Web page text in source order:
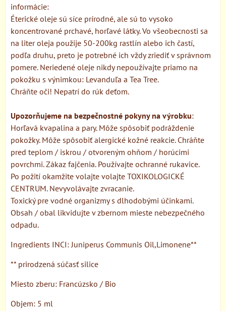
informácie:
Éterické oleje sú síce prírodné, ale sú to vysoko
koncentrované prchavé, horľavé látky. Vo všeobecnosti sa
na liter oleja použije 50-200kg rastlín alebo ich častí,
podľa druhu, preto je potrebné ich vždy zriediť v správnom
pomere. Neriedené oleje nikdy nepoužívajte priamo na
pokožku s výnimkou: Levanduľa a Tea Tree.
Chráňte oči! Nepatrí do rúk deťom.
Upozorňujeme na bezpečnostné pokyny na výrobku:
Horľavá kvapalina a pary. Môže spôsobiť podráždenie
pokožky. Môže spôsobiť alergické kožné reakcie. Chráňte
pred teplom / iskrou / otvoreným ohňom / horúcimi
povrchmi. Zákaz fajčenia. Používajte ochranné rukavice.
Po požití okamžite volajte volajte TOXIKOLOGICKÉ
CENTRUM. Nevyvolávajte zvracanie.
Toxický pre vodné organizmy s dlhodobými účinkami.
Obsah / obal likvidujte v zbernom mieste nebezpečného
odpadu.
Ingredients INCI: Juniperus Communis Oil,Limonene**
** prirodzená súčasť silice
Miesto zberu: Francúzsko / Bio
Objem: 5 ml